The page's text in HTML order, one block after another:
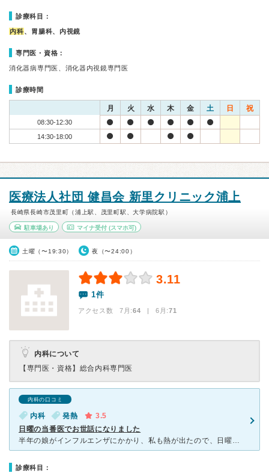
診療科目：
内科、胃腸科、内視鏡
専門医・資格：
消化器病専門医、消化器内視鏡専門医
診療時間
月 火 水 木 金 土 日 祝
08:30-12:30
14:30-18:00
医療法人社団 健昌会 新里クリニック浦上
長崎県長崎市茂里町（浦上駅、茂里町駅、大学病院駅）
駐車場あり マイナ受付(スマホ可)
土曜（〜19:30） 夜（〜24:00）
3.11
1件
アクセス数 7月:64 | 6月:71
内科について
【専門医・資格】 総合内科専門医
内科の口コミ
内科 発熱
3.5
日曜の当番医でお世話になりました
半年の娘がインフルエンザにかかり、私も熱が出たので、日曜の当番医だったこちらの病院を受診させて頂きました。 お休みの日だったので、病院内は暗い感じでした（笑） 先生も看護師さんもとても優しく対応し
診療科目：